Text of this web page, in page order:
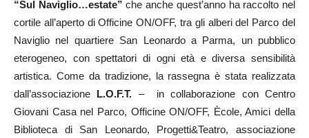
“Sul Naviglio…estate” che anche quest’anno ha raccolto nel
cortile all’aperto di Officine ON/OFF, tra gli alberi del Parco del
Naviglio nel quartiere San Leonardo a Parma, un pubblico
eterogeneo, con spettatori di ogni età e diversa sensibilità
artistica. Come da tradizione, la rassegna è stata realizzata
dall’associazione L.O.F.T. – in collaborazione con Centro
Giovani Casa nel Parco, Officine ON/OFF, Ècole, Amici della
Biblioteca di San Leonardo, Progetti&Teatro, associazione